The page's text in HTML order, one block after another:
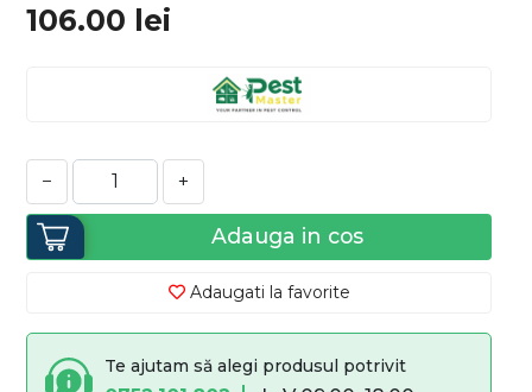
106.00 lei
− +
Adauga in cos
Adaugati la favorite
Te ajutam să alegi produsul potrivit